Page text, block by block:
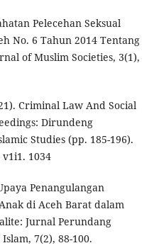
Pelecehan Seksual
No. 6 Tahun 2014 Tentang
of Muslim Societies, 3(1),
Criminal Law And Social
Dirundeng
Studies (pp. 185-196).
1034
Penangulangan
di Aceh Barat dalam
Jurnal Perundang
7(2), 88-100.